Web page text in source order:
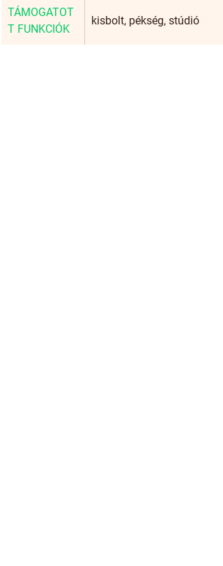
TÁMOGATOT
T FUNKCIÓK
kisbolt, pékség, stúdió